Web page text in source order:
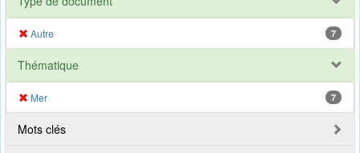
Autre 7
Thématique
Mer 7
Mots clés